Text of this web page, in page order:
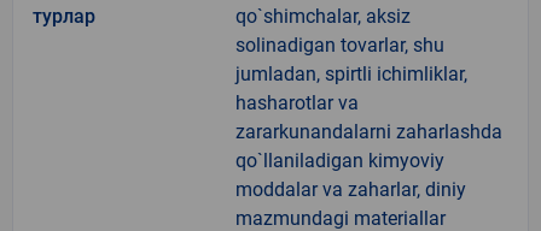
турлар
qo`shimchalar, aksiz
solinadigan tovarlar, shu
jumladan, spirtli ichimliklar,
hasharotlar va
zararkunandalarni zaharlashda
qo`llaniladigan kimyoviy
moddalar va zaharlar, diniy
mazmundagi materiallar